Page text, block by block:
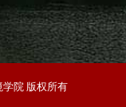
院 版权所有